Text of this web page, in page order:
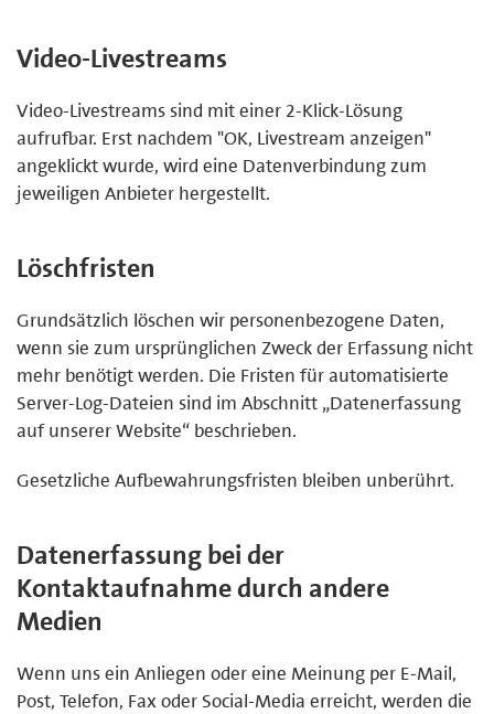
Video-Livestreams
Video-Livestreams sind mit einer 2-Klick-Lösung
aufrufbar. Erst nachdem "OK, Livestream anzeigen"
angeklickt wurde, wird eine Datenverbindung zum
jeweiligen Anbieter hergestellt.
Löschfristen
Grundsätzlich löschen wir personenbezogene Daten,
wenn sie zum ursprünglichen Zweck der Erfassung nicht
mehr benötigt werden. Die Fristen für automatisierte
Server-Log-Dateien sind im Abschnitt „Datenerfassung
auf unserer Website“ beschrieben.
Gesetzliche Aufbewahrungsfristen bleiben unberührt.
Datenerfassung bei der
Kontaktaufnahme durch andere
Medien
Wenn uns ein Anliegen oder eine Meinung per E-Mail,
Post, Telefon, Fax oder Social-Media erreicht, werden die